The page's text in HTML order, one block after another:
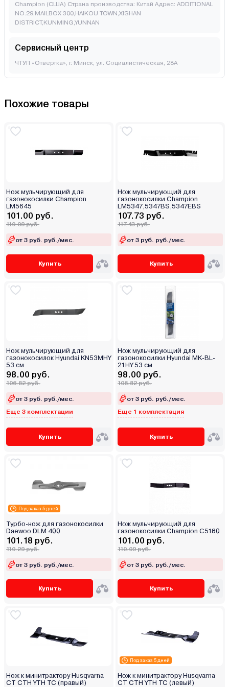
Champion (США) Страна производства: Китай Адрес: ADDITIONAL
NO.29,MAILBOX 300,HAIKOU TOWN,XISHAN
DISTRICT,KUNMING,YUNNAN
Сервисный центр
ЧТУП «Отвертка», г. Минск, ул. Социалистическая, 28А
Похожие товары
Нож мульчирующий для
газонокосилки Champion
LM5645
101.00 руб.
110.09 руб.
от 3 руб. руб./мес.
Купить
Нож мульчирующий для
газонокосилки Champion
LM5347,5347BS,5347EBS
107.73 руб.
117.43 руб.
от 3 руб. руб./мес.
Купить
Нож мульчирующий для
газонокосилок Hyundai KN53MHY
53 см
98.00 руб.
106.82 руб.
от 3 руб. руб./мес.
Еще 3 комплектации
Купить
Нож мульчирующий для
газонокосилки Hyundai MK-BL-
21HY 53 см
98.00 руб.
106.82 руб.
от 3 руб. руб./мес.
Еще 1 комплектация
Купить
Под заказ 5 дней
Турбо-нож для газонокосилки
Daewoo DLM 400
101.18 руб.
110.29 руб.
от 3 руб. руб./мес.
Купить
Нож мульчирующий для
газонокосилки Champion C5180
101.00 руб.
110.09 руб.
от 3 руб. руб./мес.
Купить
Нож к минитрактору Husqvarna
CT CTH YTH TC (правый)
Под заказ 5 дней
Нож к минитрактору Husqvarna
CT CTH YTH TC (левый)